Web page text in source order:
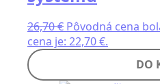
26,70€ Pôvodná cena
cena je: 22,70 €.
DO